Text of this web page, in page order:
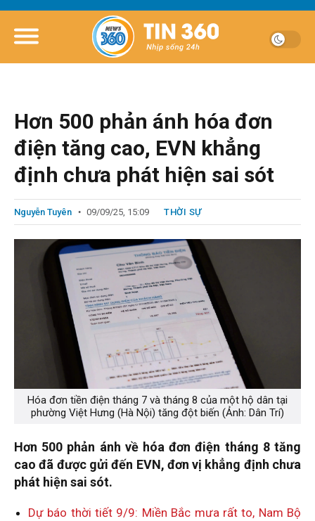
Hơn 500 phản ánh hóa đơn
điện tăng cao, EVN khẳng
định chưa phát hiện sai sót
Nguyễn Tuyên 09/09/25, 15:09 THỜI SỰ
Hóa đơn tiền điện tháng 7 và tháng 8 của một hộ dân tại
phường Việt Hưng (Hà Nội) tăng đột biến (Ảnh: Dân Trí)
Hơn 500 phản ánh về hóa đơn điện tháng 8 tăng
cao đã được gửi đến EVN, đơn vị khẳng định chưa
phát hiện sai sót.
Dự báo thời tiết 9/9: Miền Bắc mưa rất to, Nam Bộ